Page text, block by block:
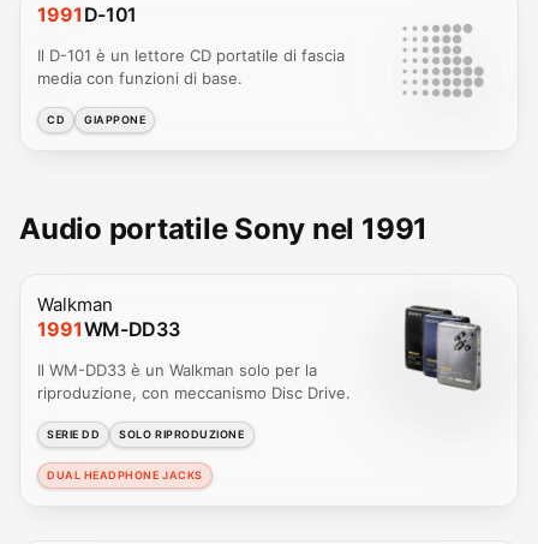
1991 D-101
Il D-101 è un lettore CD portatile di fascia
media con funzioni di base.
CD GIAPPONE
Audio portatile Sony nel 1991
Walkman
1991WM-DD33
Il WM-DD33 è un Walkman solo per la
riproduzione, con meccanismo Disc Drive.
SERIE DD SOLO RIPRODUZIONE
DUAL HEADPHONE JACKS